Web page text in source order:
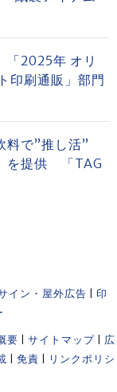
2025年 オリ
印刷通販」部門
料で”推し活”
を提供 「TAG
イン・屋外広告
印
要 サイトマップ
広
免責
リンクポリシ